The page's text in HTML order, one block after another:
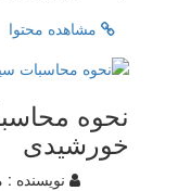
مشاهده محتوا
نحوه
خورشیدی
نویسنده :